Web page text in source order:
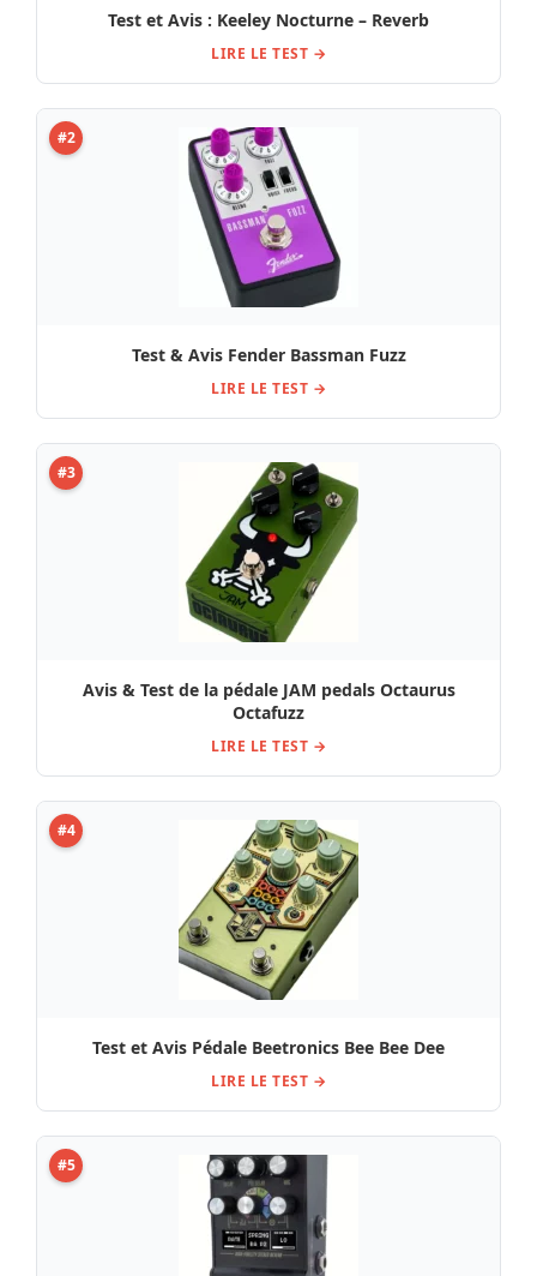
Test et Avis : Keeley Nocturne – Reverb
LIRE LE TEST →
#2
Test & Avis Fender Bassman Fuzz
LIRE LE TEST →
#3
Avis & Test de la pédale JAM pedals Octaurus
Octafuzz
LIRE LE TEST →
#4
Test et Avis Pédale Beetronics Bee Bee Dee
LIRE LE TEST →
#5